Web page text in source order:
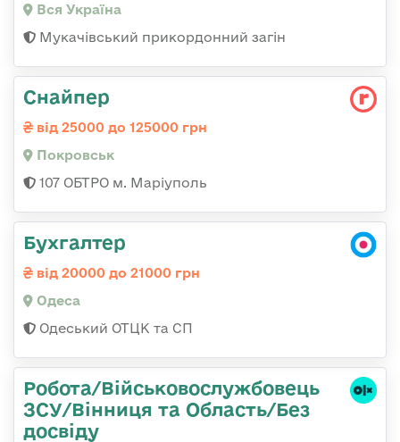
Вся Україна
Мукачівський прикордонний загін
Снайпер
від 25000 до 125000 грн
Покровськ
107 ОБТРО м. Маріуполь
Бухгалтер
від 20000 до 21000 грн
Одеса
Одеський ОТЦК та СП
Робота/Військовослужбовець
ЗСУ/Вінниця та Область/Без
досвіду